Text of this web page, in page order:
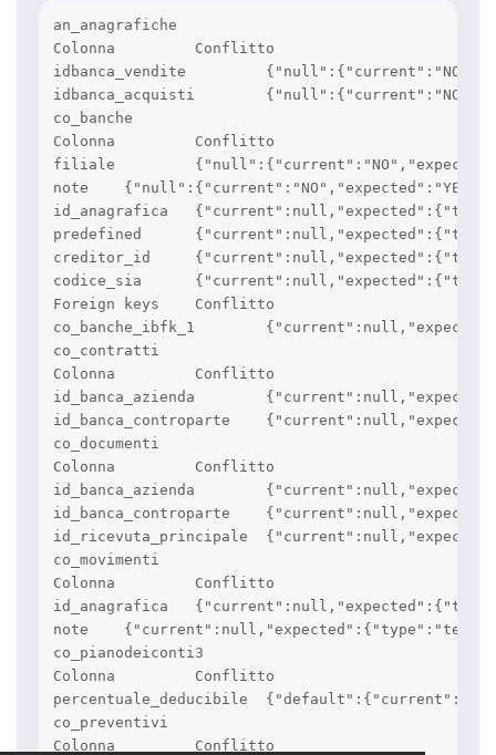
an_anagrafiche
Colonna 	Conflitto
idbanca_vendite 	{"null":{"current":"NO","expected":"YES"}}
idbanca_acquisti 	{"null":{"current":"NO","expected":"YES"}}
co_banche
Colonna 	Conflitto
filiale 	{"null":{"current":"NO","expected":"YES"}}
note 	{"null":{"current":"NO","expected":"YES"}}
id_anagrafica 	{"current":null,"expected":{"type":"int(11)","null":"NO","key":"MUL","default":null,"extra":""}}
predefined 	{"current":null,"expected":{"type":"tinyint(1)","null":"NO","key":"","default":"0","extra":""}}
creditor_id 	{"current":null,"expected":{"type":"varchar(255)","null":"YES","key":"","default":null,"extra":""}}
codice_sia 	{"current":null,"expected":{"type":"varchar(5)","null":"YES","key":"","default":null,"extra":""}}
Foreign keys 	Conflitto
co_banche_ibfk_1 	{"current":null,"expected":{"column":"id_anagrafica","referenced_table":"an_anagrafiche","referenced_column":"idanagrafica"}}
co_contratti
Colonna 	Conflitto
id_banca_azienda 	{"current":null,"expected":{"type":"int(11)","null":"YES","key":"","default":null,"extra":""}}
id_banca_controparte 	{"current":null,"expected":{"type":"int(11)","null":"YES","key":"","default":null,"extra":""}}
co_documenti
Colonna 	Conflitto
id_banca_azienda 	{"current":null,"expected":{"type":"int(11)","null":"YES","key":"","default":null,"extra":""}}
id_banca_controparte 	{"current":null,"expected":{"type":"int(11)","null":"YES","key":"","default":null,"extra":""}}
id_ricevuta_principale 	{"current":null,"expected":{"type":"int(11)","null":"YES","key":"","default":null,"extra":""}}
co_movimenti
Colonna 	Conflitto
id_anagrafica 	{"current":null,"expected":{"type":"int(11)","null":"YES","key":"","default":null,"extra":""}}
note 	{"current":null,"expected":{"type":"text","null":"YES","key":"","default":null,"extra":""}}
co_pianodeiconti3
Colonna 	Conflitto
percentuale_deducibile 	{"default":{"current":"0.00","expected":"100.00"}}
co_preventivi
Colonna 	Conflitto